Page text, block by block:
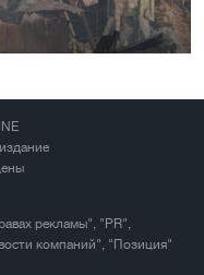
рекламы", "PR",
компаний", "Позиция"